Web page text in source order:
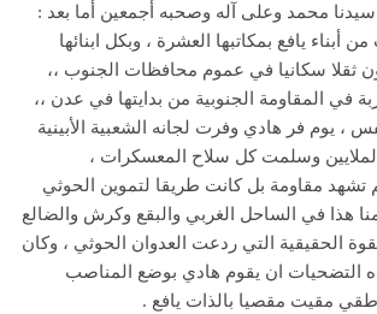
محمد وعلى آله وصحبه أجمعين أما بعد :
أبناء يافع بمكاتبها العشرة ، وبكل ابنائها
ثقلا سكانيا في عموم محافظات الجنوب ،،
في المقاومة الجنوبية من بدايتها في عدن ،،
، يوم فر هادي وفرت لجانه الشعبية الأبينية
وسلمت كل سلاح المعسكرات ،
تشهد مقاومة بل كانت طريقا لتموين الحوثي
هذا في الساحل الغربي والبقع وكرش والضالع
الحقيقية التي ردعت العدوان الحوثي ، وكان
التضحيات ان يقوم هادي بوضع المناصب
مقيت مقصيا بالذات يافع .